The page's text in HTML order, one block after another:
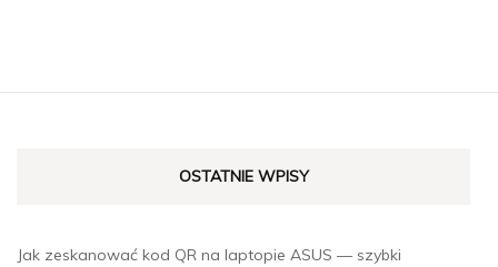
OSTATNIE WPISY
Jak zeskanować kod QR na laptopie ASUS — szybki